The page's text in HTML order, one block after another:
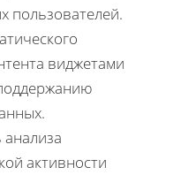
пользователей.
виджетами
активности